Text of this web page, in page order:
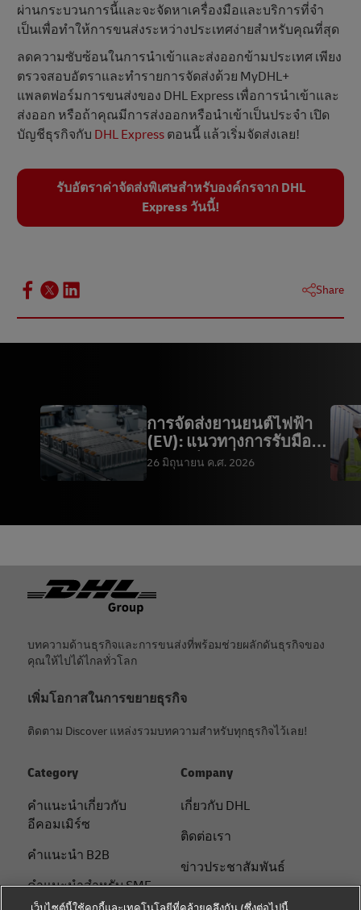
ผ่านกระบวนการนี้และจะจัดหาเครื่องมือและบริการที่จํา
เป็นเพื่อทำให้การขนส่งระหว่างประเทศง่ายสำหรับคุณที่สุด
ลดความซับซ้อนในการนำเข้าและส่งออกข้ามประเทศ เพียง
ตรวจสอบอัตราและทำรายการจัดส่งด้วย MyDHL+
แพลตฟอร์มการขนส่งของ DHL Express เพื่อการนำเข้าและ
ส่งออก หรือถ้าคุณมีการส่งออกหรือนำเข้าเป็นประจำ เปิด
บัญชีธุรกิจกับ DHL Express ตอนนี้ แล้วเริ่มจัดส่งเลย!
รับอัตราค่าจัดส่งพิเศษสําหรับองค์กรจาก DHL
Express วันนี้!
Share
การจัดส่งยานยนต์ไฟฟ้า
(EV): แนวทางการรับมือ
กฎระเบียบเกี่ยวกั
26 มิถุนายน ค.ศ. 2026
ท้ายกระดาษ
บทความด้านธุรกิจและการขนส่งที่พร้อมช่วยผลักดันธุรกิจของ
คุณให้ไปได้ไกลทั่วโลก
เพิ่มโอกาสในการขยายธุรกิจ
ติดตาม Discover แหล่งรวมบทความสำหรับทุกธุรกิจไว้เลย!
Category
คําแนะนําเกี่ยวกับ
อีคอมเมิร์ซ
คําแนะนํา B2B
คําแนะนําสําหรับ SME
Company
เกี่ยวกับ DHL
ติดต่อเรา
ข่าวประชาสัมพันธ์